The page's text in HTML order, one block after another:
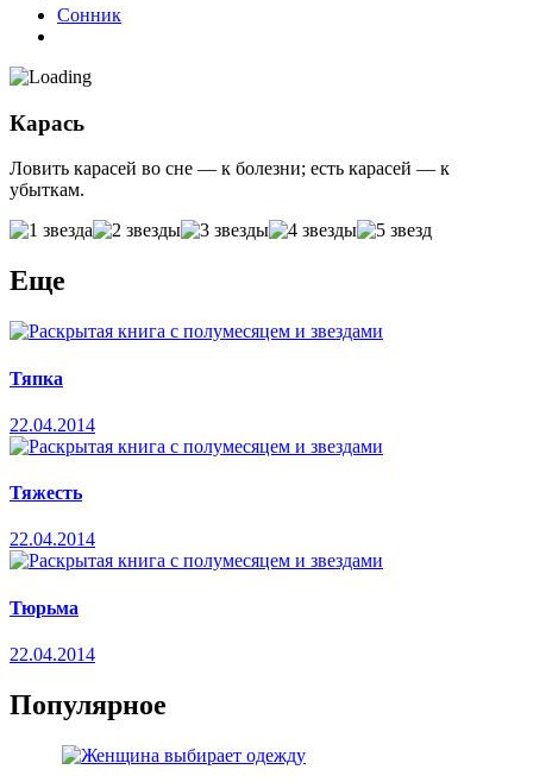
Сонник
Карась
Ловить карасей во сне — к болезни; есть карасей — к
убыткам.
Еще
Тяпка
22.04.2014
Тяжесть
22.04.2014
Тюрьма
22.04.2014
Популярное